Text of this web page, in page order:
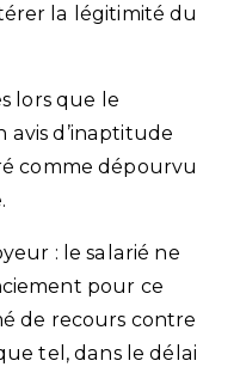
la légitimité du
lors que le
avis d’inaptitude
comme dépourvu
: le salarié ne
pour ce
de recours contre
tel, dans le délai